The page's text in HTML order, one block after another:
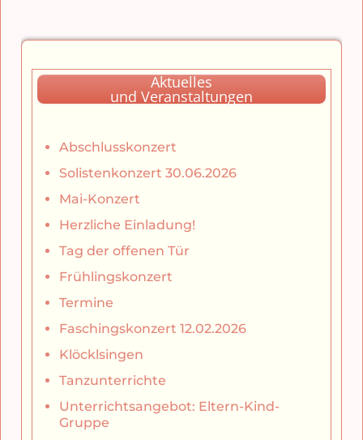
Aktuelles
und Veranstaltungen
Abschlusskonzert
Solistenkonzert 30.06.2026
Mai-Konzert
Herzliche Einladung!
Tag der offenen Tür
Frühlingskonzert
Termine
Faschingskonzert 12.02.2026
Klöcklsingen
Tanzunterrichte
Unterrichtsangebot: Eltern-Kind-
Gruppe